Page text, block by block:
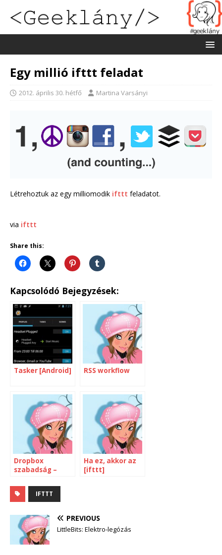
Egy millió ifttt feladat
2012. április 30. hétfő Martina Varsányi
Létrehoztuk az egy milliomodik ifttt feladatot.
via ifttt
Share this:
Kapcsolódó Bejegyzések:
Tasker [Android] RSS workflow
Dropbox
szabadság –
Ha ez, akkor az
[ifttt]
IFTTT
PREVIOUS
LittleBits: Elektro-legózás